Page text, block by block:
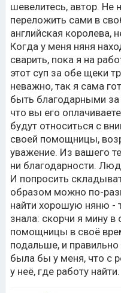
шевелитесь, автор. Не
переложить сами в
английская королева,
Когда у меня няня
сварить, пока я на
этот суп за обе щеки
неважно, так я сама
быть благодарными
что вы его
будут относиться с
своей помощницы,
уважение. Из вашего
ни благодарности.
И попросить
образом можно по-
найти хорошую няню -
знала: скорчи я мину в
помощницы в своё
подальше, и
была бы у меня, что с
у неё, где работу найти.